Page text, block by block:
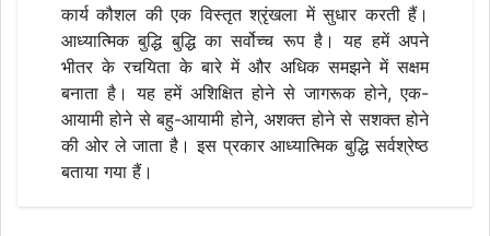
कार्य कौशल की एक विस्तृत श्रृंखला में सुधार करती हैं।
आध्यात्मिक बुद्धि बुद्धि का सर्वोच्च रूप है। यह हमें अपने
भीतर के रचयिता के बारे में और अधिक समझने में सक्षम
बनाता है। यह हमें अशिक्षित होने से जागरूक होने, एक-
आयामी होने से बहु-आयामी होने, अशक्त होने से सशक्त होने
की ओर ले जाता है। इस प्रकार आध्यात्मिक बुद्धि सर्वश्रेष्ठ
बताया गया हैं।